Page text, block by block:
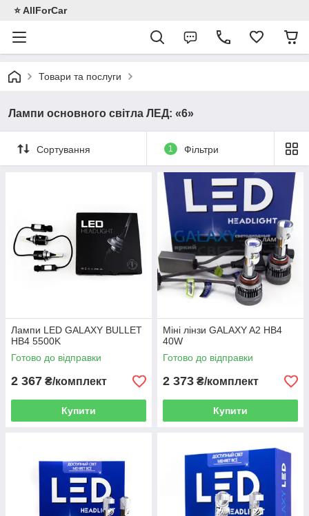
⭐️ AllForCar
Товари та послуги
Лампи основного світла ЛЕД: «6»
Сортування 1 Фільтри
Лампи LED GALAXY BULLET
HB4 5500K
Готово до відправки
2 367 ₴/комплект
Купити
Міні лінзи GALAXY A2 HB4
40W
Готово до відправки
2 373 ₴/комплект
Купити